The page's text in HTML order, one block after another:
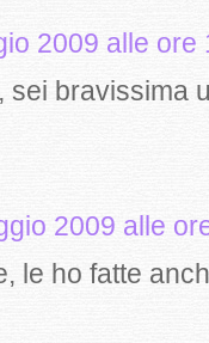
2009 alle ore
sei bravissima
2009 alle
le ho fatte